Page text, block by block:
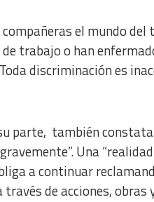
el mundo
trabajo o han
discriminación es
parte, también
Una
a continuar
de acciones,